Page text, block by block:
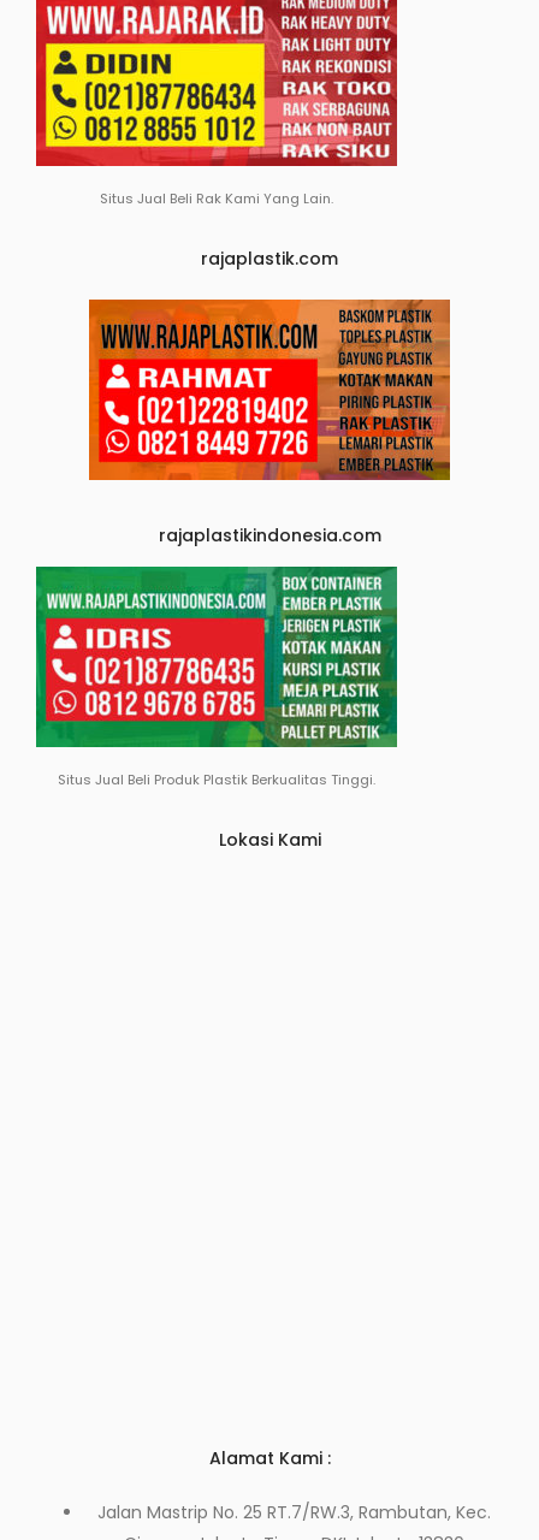
Situs Jual Beli Rak Kami Yang Lain.
rajaplastik.com
rajaplastikindonesia.com
Situs Jual Beli Produk Plastik Berkualitas Tinggi.
Lokasi Kami
Alamat Kami :
Jalan Mastrip No. 25 RT.7/RW.3, Rambutan, Kec.